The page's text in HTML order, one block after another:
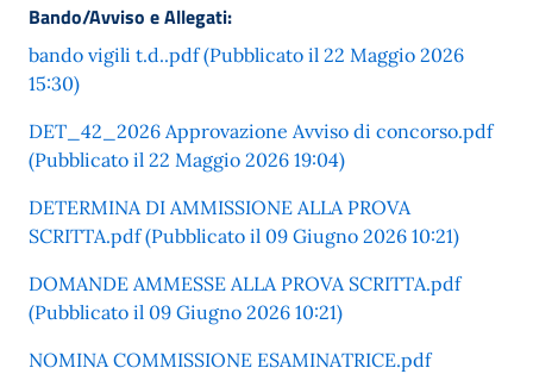
Bando/Avviso e Allegati:
bando vigili t.d..pdf (Pubblicato il 22 Maggio 2026
15:30)
DET_42_2026 Approvazione Avviso di concorso.pdf
(Pubblicato il 22 Maggio 2026 19:04)
DETERMINA DI AMMISSIONE ALLA PROVA
SCRITTA.pdf (Pubblicato il 09 Giugno 2026 10:21)
DOMANDE AMMESSE ALLA PROVA SCRITTA.pdf
(Pubblicato il 09 Giugno 2026 10:21)
NOMINA COMMISSIONE ESAMINATRICE.pdf